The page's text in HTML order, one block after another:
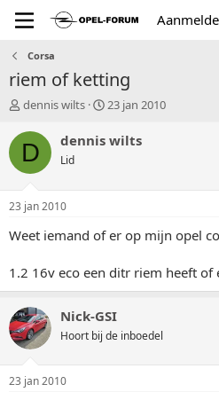
Corsa
riem of ketting
T
p
t
a
r
r
dennis wilts
S
a
u
23 jan 2010
D dennis wilts
Lid
23 jan 2010
Weet iemand of er op mijn opel
1.2 16v eco een ditr riem heeft of
Nick-GSI
Hoort bij de inboedel
23 jan 2010